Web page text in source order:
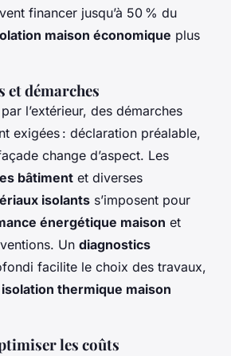
financer jusqu’à 50 % du
maison économique plus
et démarches
l’extérieur, des démarches
exigées : déclaration préalable,
change d’aspect. Les
bâtiment et diverses
isolants s’imposent pour
énergétique maison et
Un diagnostics
facilite le choix des travaux,
isolation thermique maison
les coûts